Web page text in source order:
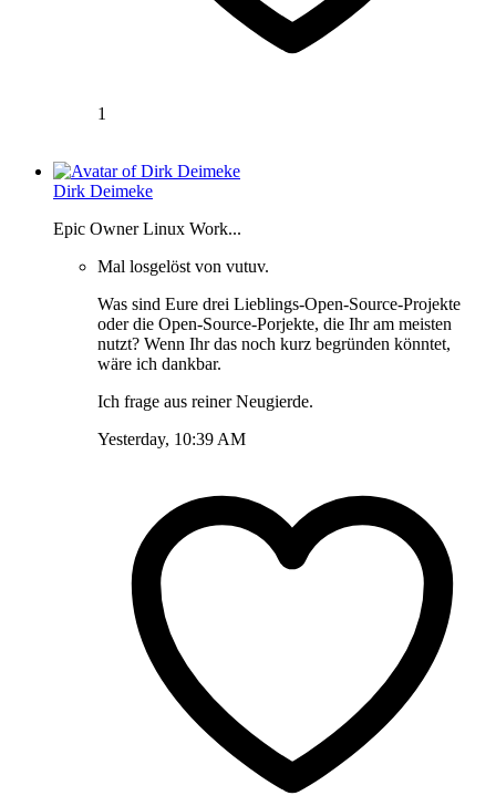
1
Dirk Deimeke
Epic Owner Linux Work...
Mal losgelöst von vutuv.
Was sind Eure drei Lieblings-Open-Source-Projekte
oder die Open-Source-Porjekte, die Ihr am meisten
nutzt? Wenn Ihr das noch kurz begründen könntet,
wäre ich dankbar.
Ich frage aus reiner Neugierde.
Yesterday, 10:39 AM